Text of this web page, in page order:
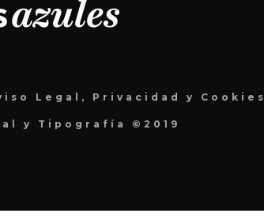
Legal, Privacidad y Cookies
y Tipografía ©2019